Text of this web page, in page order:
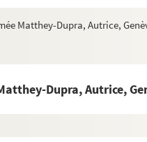
Matthey-Dupra, Autrice,
Dupra, Autrice,